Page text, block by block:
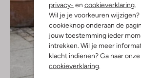
privacy- en cookieverklaring.
Wil je je voorkeuren wijzigen?
cookieknop onderaan de
jouw toestemming ieder
intrekken. Wil je meer
klacht indienen? Ga naar onze
cookieverklaring.